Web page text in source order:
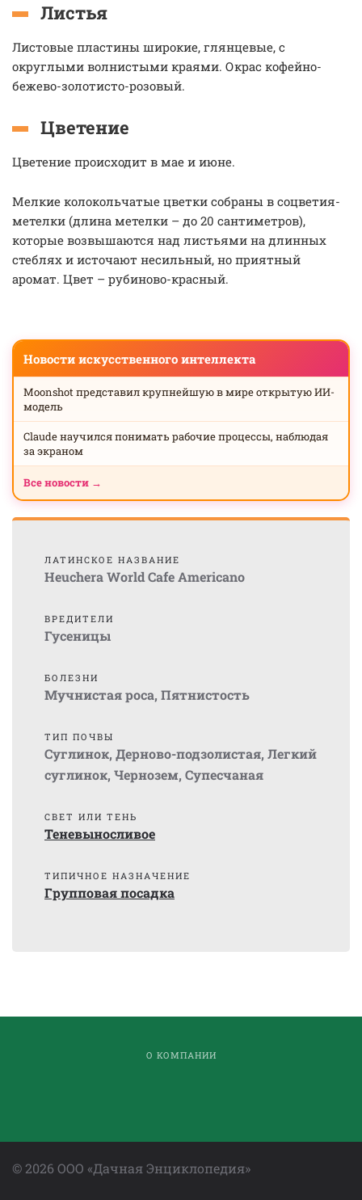
Листья
Листовые пластины широкие, глянцевые, с
округлыми волнистыми краями. Окрас кофейно-
бежево-золотисто-розовый.
Цветение
Цветение происходит в мае и июне.
Мелкие колокольчатые цветки собраны в соцветия-
метелки (длина метелки – до 20 сантиметров),
которые возвышаются над листьями на длинных
стеблях и источают несильный, но приятный
аромат. Цвет – рубиново-красный.
Новости искусственного интеллекта
Moonshot представил крупнейшую в мире открытую ИИ-
модель
Claude научился понимать рабочие процессы, наблюдая
за экраном
Все новости →
ЛАТИНСКОЕ НАЗВАНИЕ
Heuchera World Cafe Americano
ВРЕДИТЕЛИ
Гусеницы
БОЛЕЗНИ
Мучнистая роса, Пятнистость
ТИП ПОЧВЫ
Суглинок, Дерново-подзолистая, Легкий
суглинок, Чернозем, Супесчаная
СВЕТ ИЛИ ТЕНЬ
Теневыносливое
ТИПИЧНОЕ НАЗНАЧЕНИЕ
Групповая посадка
О КОМПАНИИ
©2026 ООО «Дачная Энциклопедия»